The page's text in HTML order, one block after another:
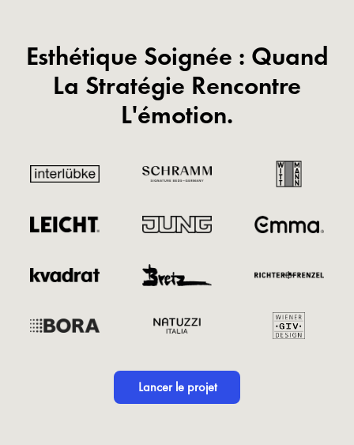
Esthétique Soignée : Quand
La Stratégie Rencontre
L'émotion.
Lancer le projet